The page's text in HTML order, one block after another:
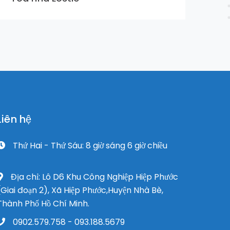
hệ
Thứ Hai - Thứ Sáu: 8 giờ sáng 6 giờ chiều
Địa chỉ: Lô D6 Khu Công Nghiệp Hiệp Phước
đoạn 2), Xã Hiệp Phước,Huyện Nhà Bè,
Phố Hồ Chí Minh.
0902.579.758 - 093.188.5679